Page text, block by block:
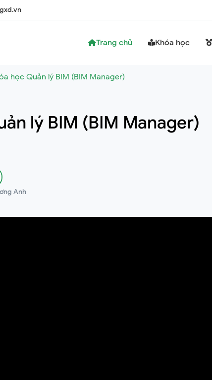
Trang chủ Khóa học
học Quản lý BIM (BIM Manager)
lý BIM (BIM Manager)
Anh